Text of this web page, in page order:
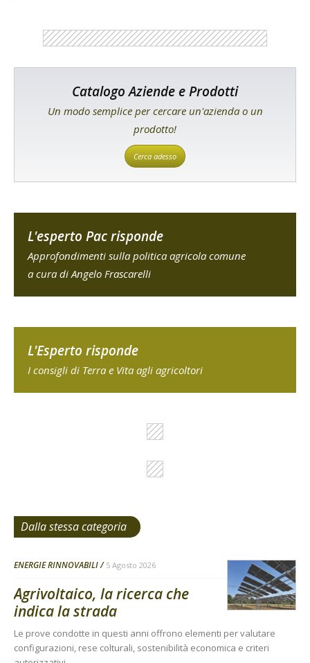
Catalogo Aziende e Prodotti
Un modo semplice per cercare un'azienda o un
prodotto!
Cerca adesso
L'esperto Pac risponde
Approfondimenti sulla politica agricola comune
a cura di Angelo Frascarelli
L'Esperto risponde
I consigli di Terra e Vita agli agricoltori
Dalla stessa categoria
ENERGIE RINNOVABILI 5 Agosto 2026
Agrivoltaico, la ricerca che
indica la strada
Le prove condotte in questi anni offrono elementi per valutare
configurazioni, rese colturali, sostenibilità economica e criteri